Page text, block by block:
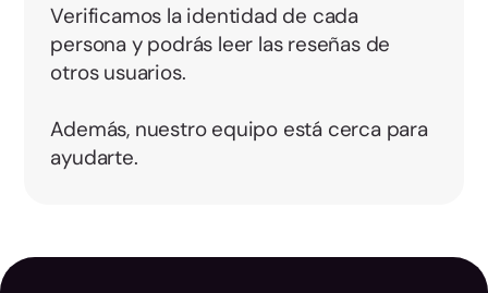
Verificamos la identidad de cada
persona y podrás leer las reseñas de
otros usuarios.
Además, nuestro equipo está cerca para
ayudarte.